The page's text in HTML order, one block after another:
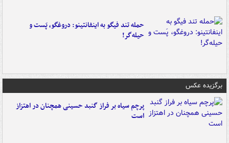
حمله تند فیگو به اینفانتینو: دروغگو، پَست‌ و
حیله‌گر!
برگزیده عکس
پرچم سیاه بر فراز گنبد حسینی همچنان در اهتزاز
است